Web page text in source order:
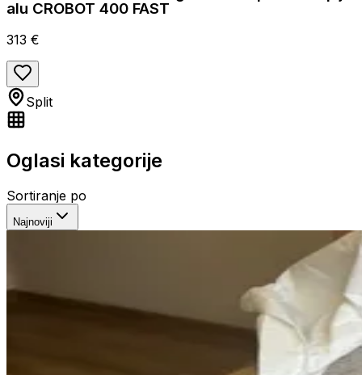
alu CROBOT 400 FAST
313 €
Split
Oglasi kategorije
Sortiranje po
Najnoviji